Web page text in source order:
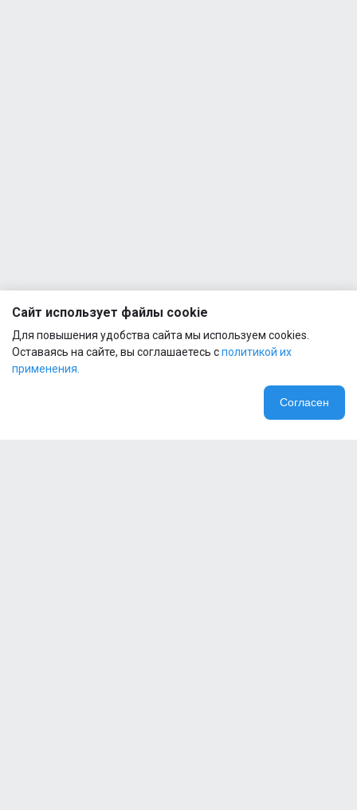
Сайт использует файлы cookie
Для повышения удобства сайта мы используем cookies.
Оставаясь на сайте, вы соглашаетесь сполитикой их
применения.
Согласен